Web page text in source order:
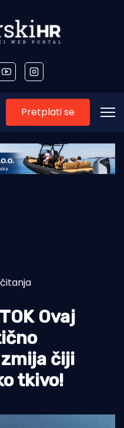
Pretplati se
čitanja
Ovaj
čiji
tkivo!